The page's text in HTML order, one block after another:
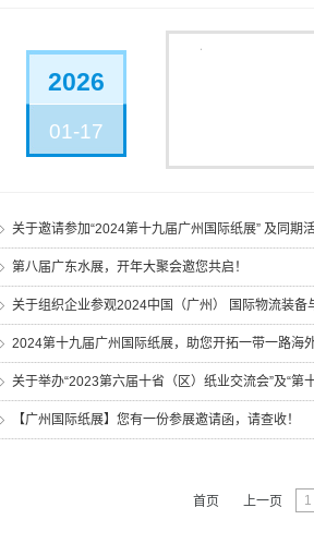
2026
01-17
关于邀请参加“2024第十九届广州国际纸展” 及同期
第八届广东水展，开年大聚会邀您共启！
关于组织企业参观2024中国（广州） 国际物流装备
2024第十九届广州国际纸展，助您开拓一带一路海
关于举办“2023第六届十省（区）纸业交流会”及“第
【广州国际纸展】您有一份参展邀请函，请查收！
首页 上一页 1